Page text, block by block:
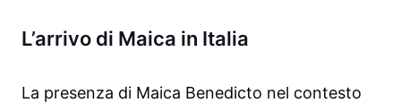
L’arrivo di Maica in Italia
La presenza di Maica Benedicto nel contesto